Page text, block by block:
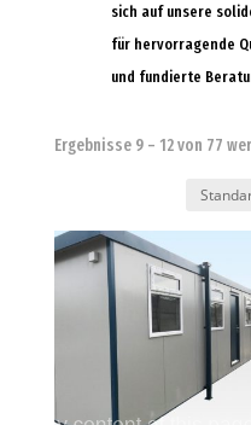
sich auf unsere
für hervorragende
und fundierte
Ergebnisse 9 – 12 von 77